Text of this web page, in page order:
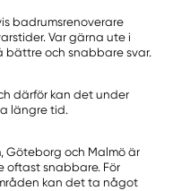
badrumsrenoverare
Var gärna ute i
och snabbare svar.
därför kan det under
längre tid.
Göteborg och Malmö är
oftast snabbare. För
kan det ta något